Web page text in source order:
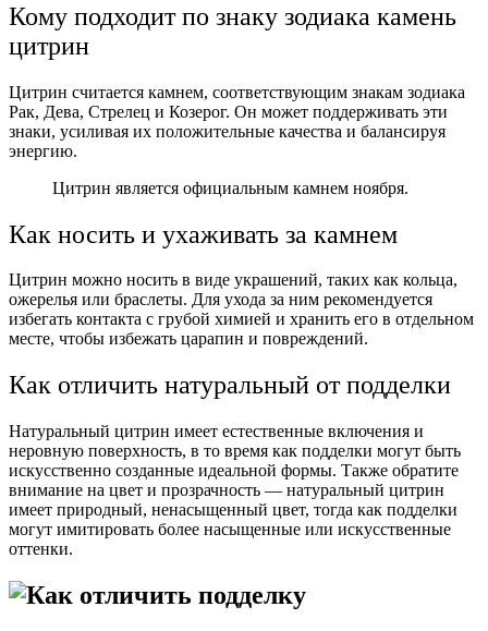
Кому подходит по знаку зодиака камень
цитрин
Цитрин считается камнем, соответствующим знакам зодиака
Рак, Дева, Стрелец и Козерог. Он может поддерживать эти
знаки, усиливая их положительные качества и балансируя
энергию.
Цитрин является официальным камнем ноября.
Как носить и ухаживать за камнем
Цитрин можно носить в виде украшений, таких как кольца,
ожерелья или браслеты. Для ухода за ним рекомендуется
избегать контакта с грубой химией и хранить его в отдельном
месте, чтобы избежать царапин и повреждений.
Как отличить натуральный от подделки
Натуральный цитрин имеет естественные включения и
неровную поверхность, в то время как подделки могут быть
искусственно созданные идеальной формы. Также обратите
внимание на цвет и прозрачность — натуральный цитрин
имеет природный, ненасыщенный цвет, тогда как подделки
могут имитировать более насыщенные или искусственные
оттенки.